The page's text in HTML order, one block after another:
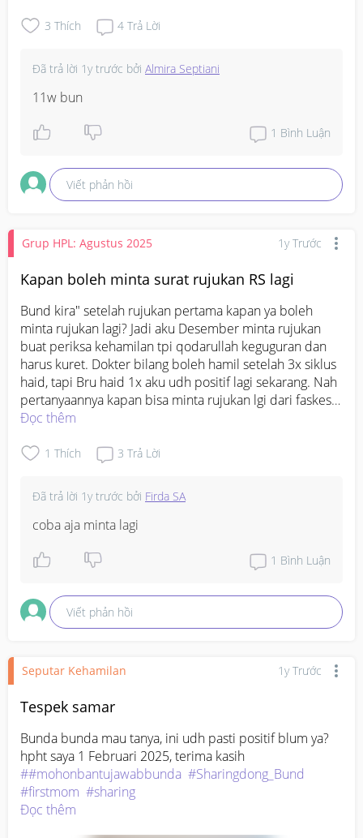
3 Thích 4 Trả Lời
Đã trả lời 1y trước bởi Almira Septiani
11w bun
1 Bình Luận
Viết phản hồi
Grup HPL: Agustus 2025 1y Trước
Kapan boleh minta surat rujukan RS lagi
Bund kira" setelah rujukan pertama kapan ya boleh
minta rujukan lagi? Jadi aku Desember minta rujukan
buat periksa kehamilan tpi qodarullah keguguran dan
harus kuret. Dokter bilang boleh hamil setelah 3x siklus
haid, tapi Bru haid 1x aku udh positif lagi sekarang. Nah
pertanyaannya kapan bisa minta rujukan lgi dari faskes 1
buat USG dan cek kandungan ya bund? Apa harus
minta lagi skarang ya? Soalnya mengingat aku riwayat
dokter tuh takutnya lebih beresiko aja gtu bund. Aku
emang udh periksa tapi bukan d dokter yg sblumnya
#bantujawab
Đọc thêm
1 Thích 3 Trả Lời
Đã trả lời 1y trước bởi Firda SA
coba aja minta lagi
1 Bình Luận
Viết phản hồi
Seputar Kehamilan 1y Trước
Tespek samar
Bunda bunda mau tanya, ini udh pasti positif blum ya?
##mohonbantujawabbunda #Sharingdong_Bund
#firstmom #sharing
Đọc thêm